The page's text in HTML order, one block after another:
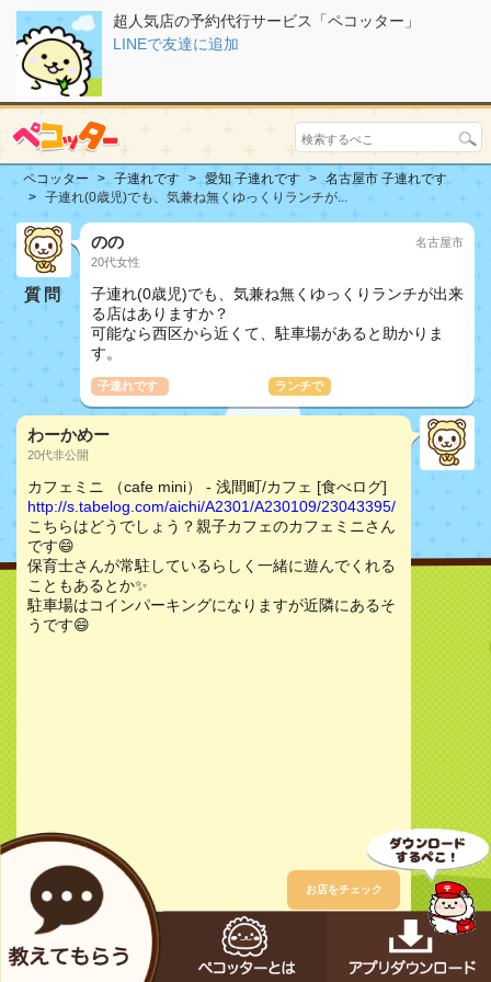
超人気店の予約代行サービス「ペコッター」
LINEで友達に追加
ペコッター 子連れです 愛知 子連れです
名古屋市 子連れです
子連れ(0歳児)でも、気兼ね無くゆっくりランチが...
質問
のの
20代女性
名古屋市
子連れ(0歳児)でも、気兼ね無くゆっくりランチが出来
る店はありますか？
可能なら西区から近くて、駐車場があると助かりま
す。
子連れです ランチで
わーかめー
20代非公開
カフェミニ （cafe mini） - 浅間町/カフェ [食べログ]
http://s.tabelog.com/aichi/A2301/A230109/23043395/
こちらはどうでしょう？親子カフェのカフェミニさん
です😄
保育士さんが常駐しているらしく一緒に遊んでくれる
こともあるとか✨
駐車場はコインパーキングになりますが近隣にあるそ
うです😄
お店をチェック
はらぺこ君（公式）
生まれたてのオス